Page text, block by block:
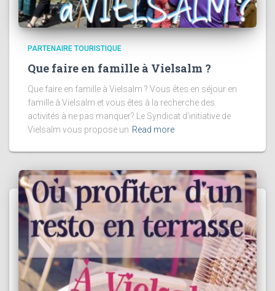
PARTENAIRE TOURISTIQUE
Que faire en famille à Vielsalm ?
Que faire en famille à Vielsalm ? Vous êtes en séjour en
famille à Vielsalm et vous êtes à la recherche des
activités à ne pas manquer? Le Syndicat d’initiative de
Vielsalm vous propose un Read more